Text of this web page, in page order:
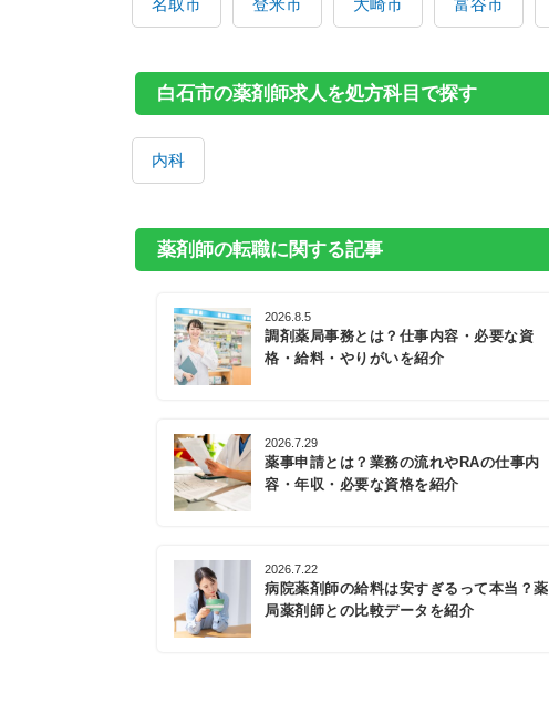
名取市 登米市 大崎市 富谷市
白石市の薬剤師求人を処方科目で探す
内科
薬剤師の転職に関する記事
2026.8.5
調剤薬局事務とは？仕事内容・必要な資
格・給料・やりがいを紹介
2026.7.29
薬事申請とは？業務の流れやRAの仕事内
容・年収・必要な資格を紹介
2026.7.22
病院薬剤師の給料は安すぎるって本当？薬
局薬剤師との比較データを紹介